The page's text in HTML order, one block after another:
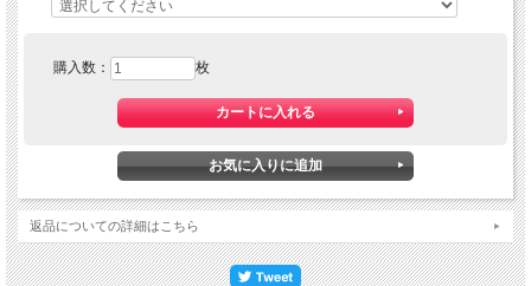
購入数： 枚
返品についての詳細はこちら